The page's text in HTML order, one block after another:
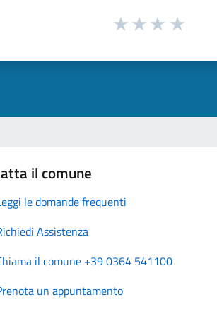
il comune
le domande frequenti
Assistenza
il comune +39 0364 541100
un appuntamento